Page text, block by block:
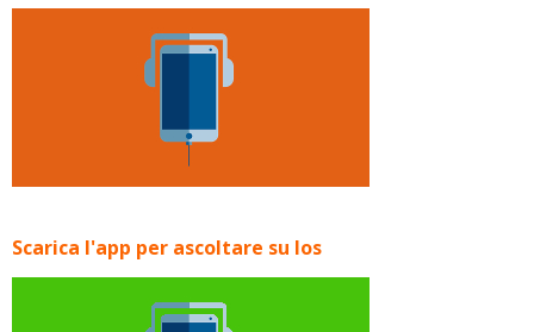
Scarica l'app per ascoltare su Ios